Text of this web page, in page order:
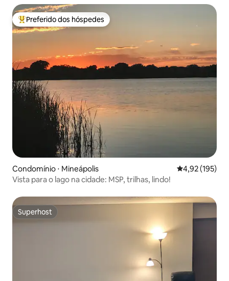
Entre os melhores preferidos dos hóspedes
Preferido dos hóspedes
Condomínio ⋅ Mineápolis 4,92 de uma
4,92 (195)
Vista para o lago na cidade: MSP, trilhas, lindo!
Superhost
Superhost